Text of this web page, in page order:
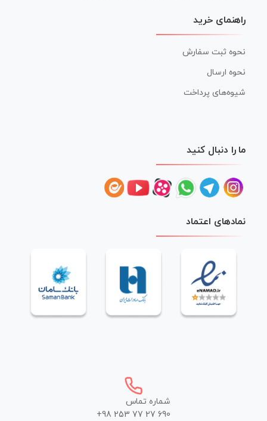
راهنمای خرید
نحوه ثبت سفارش
نحوه ارسال
شیوه‌های پرداخت
ما را دنبال کنید
نمادهای اعتماد
شماره تماس
+98 253 77 27 690